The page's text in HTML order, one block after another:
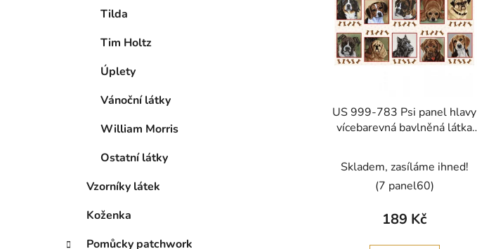
Tilda
Tim Holtz
Úplety
Vánoční látky
William Morris
Ostatní látky
Vzorníky látek
Koženka
Pomůcky patchwork
US 999-783 Psi panel hlavy
vícebarevná bavlněná látka
Skladem, zasíláme ihned!
(7 panel60)
189 Kč